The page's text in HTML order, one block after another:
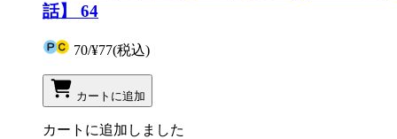
話】 64
70/¥77(税込)
カートに追加
カートに追加しました